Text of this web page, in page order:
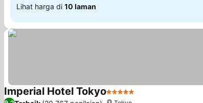
Lihat harga di 10 laman
Imperial Hotel Tokyo5 Bintang